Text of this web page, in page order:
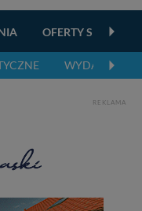
OFERTY
WYDARZENIA
REKLAMA